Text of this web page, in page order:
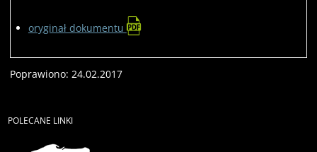
oryginał dokumentu
Poprawiono: 24.02.2017
POLECANE LINKI